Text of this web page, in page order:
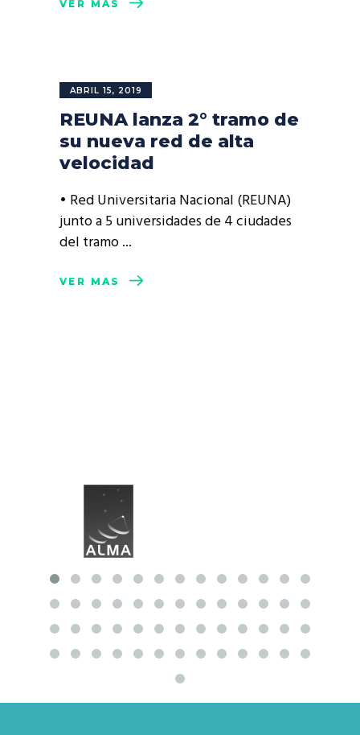
VER MÁS
ABRIL 15, 2019
REUNA lanza 2° tramo de
su nueva red de alta
velocidad
• Red Universitaria Nacional (REUNA)
junto a 5 universidades de 4 ciudades
del tramo
VER MÁS